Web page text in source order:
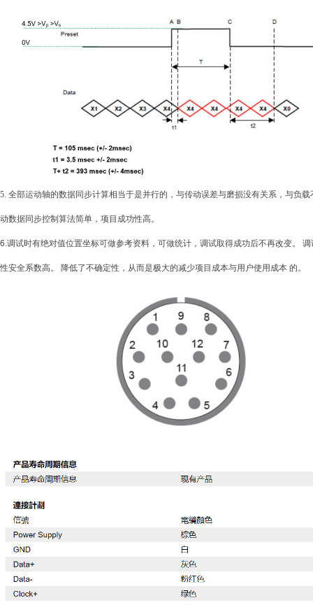
5. 全部运动轴的数据同步计算相当于是并行的，与传动误差与磨损没有关系，与负
动数据同步控制算法简单，项目成功性高。
6.调试时有绝对值位置坐标可做参考资料，可做统计，调试取得成功后不再改变。 调
性安全系数高。 降低了不确定性，从而是极大的减少项目成本与用户使用成本 的。